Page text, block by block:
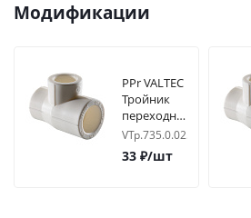
Модификации
PPr VALTEC
Тройник
переходной
25х20х20
VTp.735.0.025020020
33 ₽/шт